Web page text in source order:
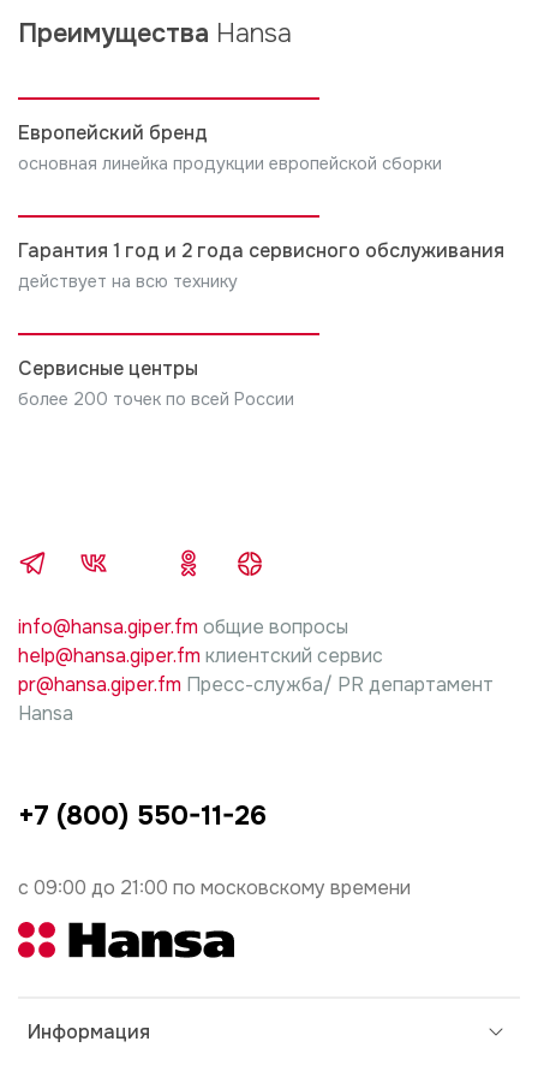
Преимущества Hansa
Европейский бренд
основная линейка продукции европейской сборки
Гарантия 1 год и 2 года сервисного обслуживания
действует на всю технику
Сервисные центры
более 200 точек по всей России
Информация
с 09:00 до 21:00 по московскому времени
+7 (800) 550-11-26
info@hansa.giper.fm общие вопросы
help@hansa.giper.fm клиентский сервис
pr@hansa.giper.fm Пресс-служба/ PR департамент
Hansa